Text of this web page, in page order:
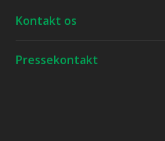
Kontakt os
Pressekontakt